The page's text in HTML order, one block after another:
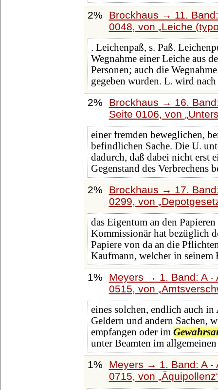
2%
Brockhaus → 11.
0048, von Leiche
. Leichenpaß, s. Paß.
Wegnahme einer Leiche aus
Personen; auch die
gegeben wurden. L. wird nach
2%
Brockhaus → 16.
Seite 0106, von
einer fremden beweglichen,
befindlichen Sache. Die U.
dadurch, daß dabei nicht erst
Gegenstand des Verbrechens
2%
Brockhaus → 17.
0299, von
das Eigentum an den
Kommissionär hat bezüglich
Papiere von da an die
Kaufmann, welcher in seinem
1%
Meyers → 1. Band: A -
0515, von
eines solchen, endlich auch
Geldern und andern Sachen,
empfangen oder im
unter Beamten im
1%
Meyers → 1. Band: A -
0715, von Äquipollenz